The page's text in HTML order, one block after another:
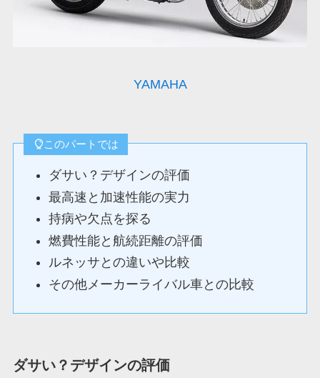
YAMAHA
このパートでは
ダサい？デザインの評価
最高速と加速性能の実力
持病や欠点を探る
燃費性能と航続距離の評価
ルネッサとの違いや比較
その他メーカーライバル車との比較
ダサい？デザインの評価